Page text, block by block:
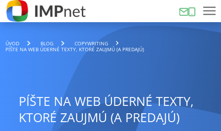
ÚVOD BLOG
COPYWRITING
PÍŠTE NA WEB ÚDERNÉ TEXTY, KTORÉ ZAUJMÚ (A PREDAJÚ)
PÍŠTE NA WEB ÚDERNÉ TEXTY,
KTORÉ ZAUJMÚ (A PREDAJÚ)